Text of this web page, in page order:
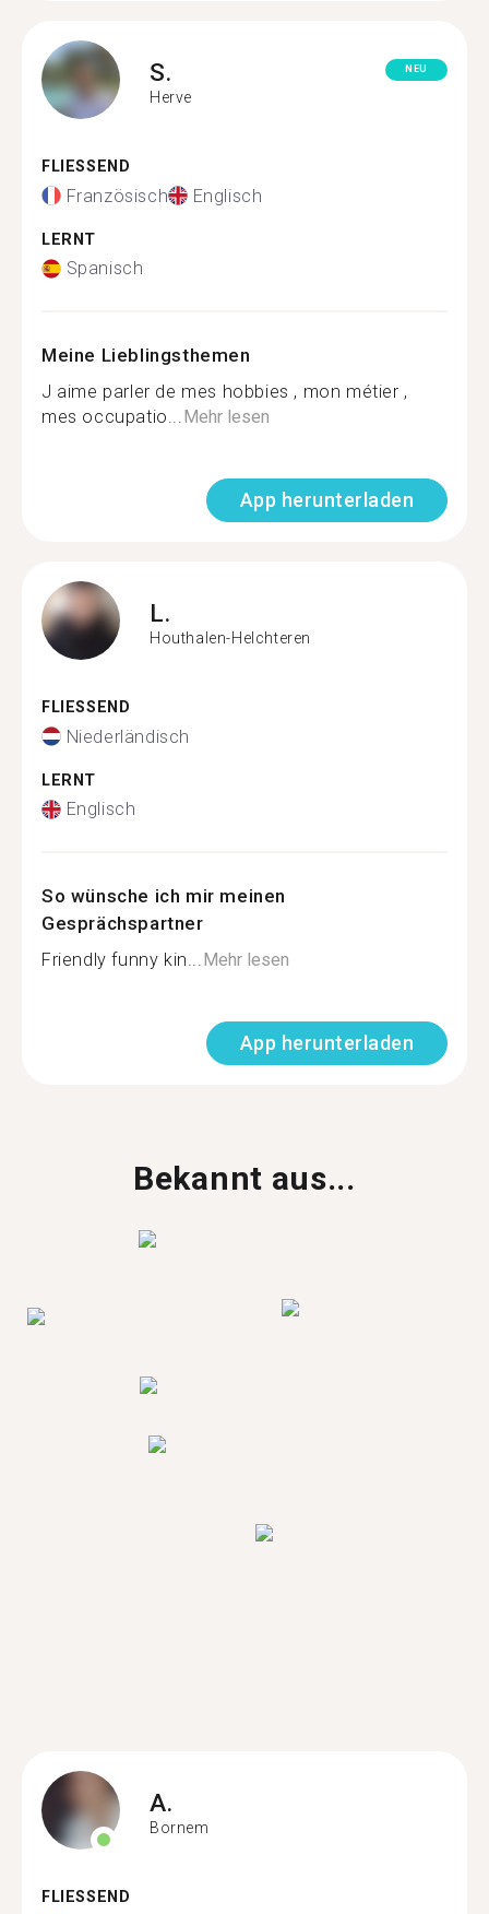
S.
Herve
NEU
FLIESSEND
Französisch Englisch
LERNT
Spanisch
Meine Lieblingsthemen
J aime parler de mes hobbies , mon métier ,
mes occupatio...Mehr lesen
App herunterladen
L.
Houthalen-Helchteren
FLIESSEND
Niederländisch
LERNT
Englisch
So wünsche ich mir meinen
Gesprächspartner
Friendly funny kin...Mehr lesen
App herunterladen
Bekannt aus...
A.
Bornem
FLIESSEND